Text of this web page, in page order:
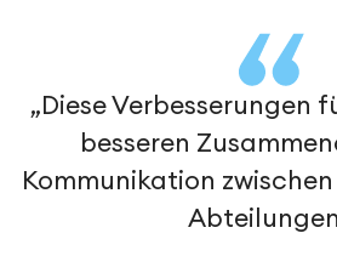
„Diese Verbesserungen
besseren
Kommunikation